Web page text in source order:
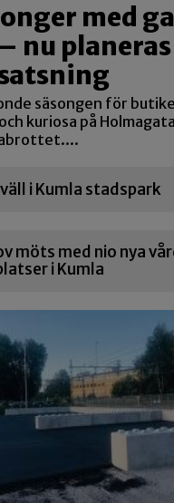
med
nu planeras
säsongen för
kuriosa på
i Kumla stadspark
möts med nio nya
i Kumla